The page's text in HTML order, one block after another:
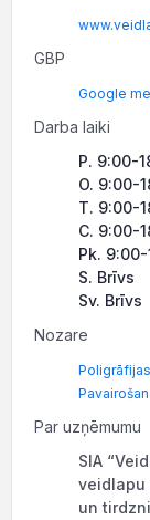
GBP
Google
Darba laiki
P. 9:00-
O. 9:00-
T. 9:00-
C. 9:00-
Pk.
S. Brīvs
Sv. Brīvs
Nozare
Par uzņēmumu
SIA
veidlapu
un